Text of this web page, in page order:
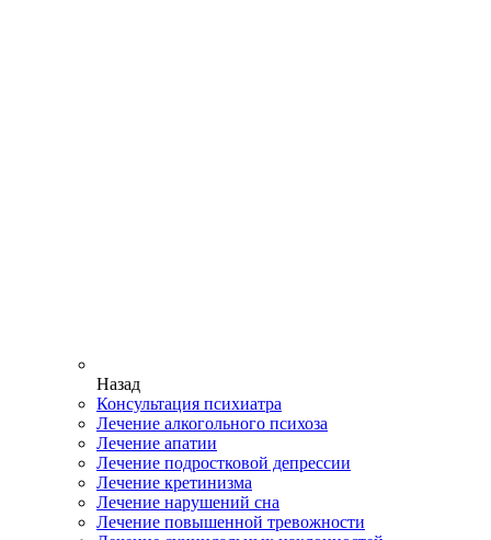
Назад
Консультация психиатра
Лечение алкогольного психоза
Лечение апатии
Лечение подростковой депрессии
Лечение кретинизма
Лечение нарушений сна
Лечение повышенной тревожности